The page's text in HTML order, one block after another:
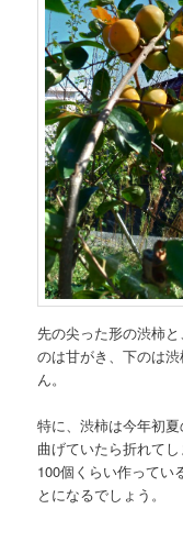
先の尖った形の渋柿
のは甘がき、下のは
ん。
特に、渋柿は今年初
曲げていたら折れて
100個くらい作ってい
とになるでしょう。